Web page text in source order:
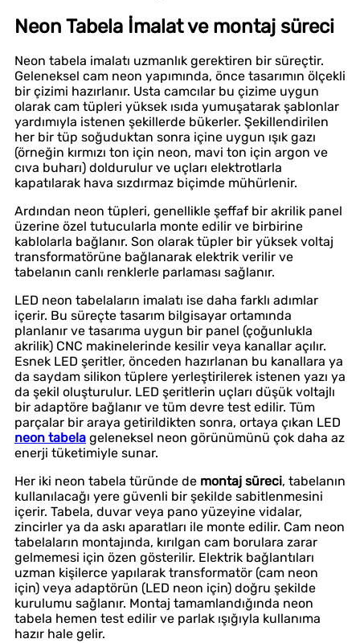
Neon Tabela İmalat ve montaj süreci
Neon tabela imalatı uzmanlık gerektiren bir süreçtir.
Geleneksel cam neon yapımında, önce tasarımın ölçekli
bir çizimi hazırlanır. Usta camcılar bu çizime uygun
olarak cam tüpleri yüksek ısıda yumuşatarak şablonlar
yardımıyla istenen şekillerde bükerler. Şekillendirilen
her bir tüp soğuduktan sonra içine uygun ışık gazı
(örneğin kırmızı ton için neon, mavi ton için argon ve
cıva buharı) doldurulur ve uçları elektrotlarla
kapatılarak hava sızdırmaz biçimde mühürlenir.
Ardından neon tüpleri, genellikle şeffaf bir akrilik panel
üzerine özel tutucularla monte edilir ve birbirine
kablolarla bağlanır. Son olarak tüpler bir yüksek voltaj
transformatörüne bağlanarak elektrik verilir ve
tabelanın canlı renklerle parlaması sağlanır.
LED neon tabelaların imalatı ise daha farklı adımlar
içerir. Bu süreçte tasarım bilgisayar ortamında
planlanır ve tasarıma uygun bir panel (çoğunlukla
akrilik) CNC makinelerinde kesilir veya kanallar açılır.
Esnek LED şeritler, önceden hazırlanan bu kanallara ya
da saydam silikon tüplere yerleştirilerek istenen yazı ya
da şekil oluşturulur. LED şeritlerin uçları düşük voltajlı
bir adaptöre bağlanır ve tüm devre test edilir. Tüm
parçalar bir araya getirildikten sonra, ortaya çıkan LED
neon tabela geleneksel neon görünümünü çok daha az
enerji tüketimiyle sunar.
Her iki neon tabela türünde de montaj süreci, tabelanın
kullanılacağı yere güvenli bir şekilde sabitlenmesini
içerir. Tabela, duvar veya pano yüzeyine vidalar,
zincirler ya da askı aparatları ile monte edilir. Cam neon
tabelaların montajında, kırılgan cam borulara zarar
gelmemesi için özen gösterilir. Elektrik bağlantıları
uzman kişilerce yapılarak transformatör (cam neon
için) veya adaptörün (LED neon için) doğru şekilde
kurulumu sağlanır. Montaj tamamlandığında neon
tabela hemen test edilir ve parlak ışığıyla kullanıma
hazır hale gelir.